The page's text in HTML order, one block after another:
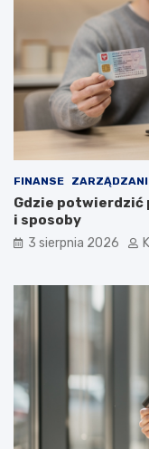
FINANSE
Gdzie potwierdzić
i sposoby
3 sierpnia 2026